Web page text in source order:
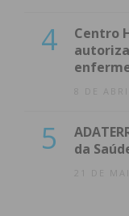
4
Centro
8 DE
5
da
21 DE